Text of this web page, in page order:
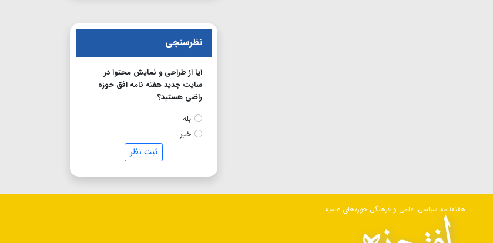
نظرسنجی
آیا از طراحی و نمایش محتوا در
سایت جدید هفته نامه افق حوزه
راضی هستید؟
بله
خیر
ثبت نظر
هفته‌نامه سیاسی، علمی و فرهنگی حوزه‌های علمیه